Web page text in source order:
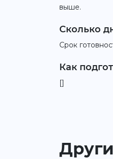
выше.
Сколько
Срок
Как
[]